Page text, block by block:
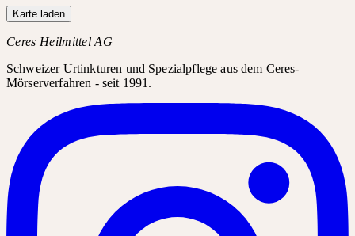
Karte laden
Ceres Heilmittel AG
Schweizer Urtinkturen und Spezialpflege aus dem Ceres-
Mörserverfahren - seit 1991.